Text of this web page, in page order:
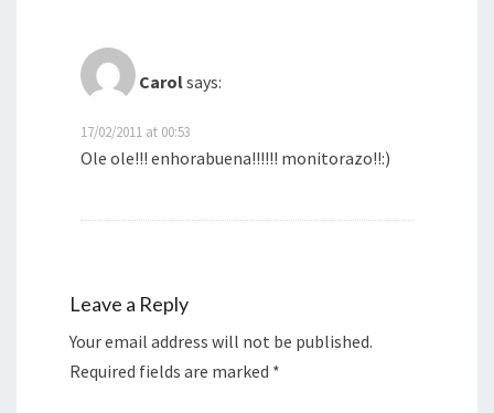
Carolsays:
17/02/2011 at 00:53
Ole ole!!! enhorabuena!!!!!! monitorazo!!:)
Leave a Reply
Your email address will not be published.
Required fields are marked *